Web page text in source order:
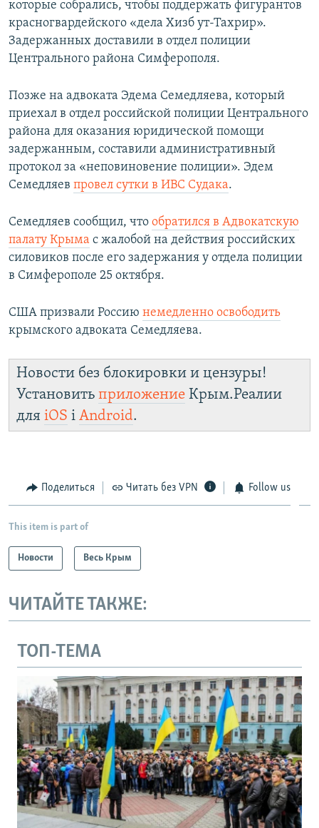
которые собрались, чтобы поддержать фигурантов
красногвардейского «дела Хизб ут-Тахрир».
Задержанных доставили в отдел полиции
Центрального района Симферополя.
Позже на адвоката Эдема Семедляева, который
приехал в отдел российской полиции Центрального
района для оказания юридической помощи
задержанным, составили административный
протокол за «неповиновение полиции». Эдем
Семедляев провел сутки в ИВС Судака.
Семедляев сообщил, что обратился в Адвокатскую
палату Крыма с жалобой на действия российских
силовиков после его задержания у отдела полиции
в Симферополе 25 октября.
США призвали Россию немедленно освободить
крымского адвоката Семедляева.
Новости без блокировки и цензуры!
Установить приложение Крым.Реалии
для iOS і Android.
Поделиться Читать без VPN Follow us
This item is part of
Новости Весь Крым
ЧИТАЙТЕ ТАКЖЕ:
ТОП-ТЕМА